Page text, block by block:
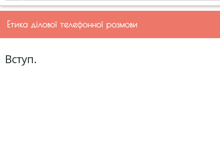
Етика ділової телефонної розмови
Вступ.